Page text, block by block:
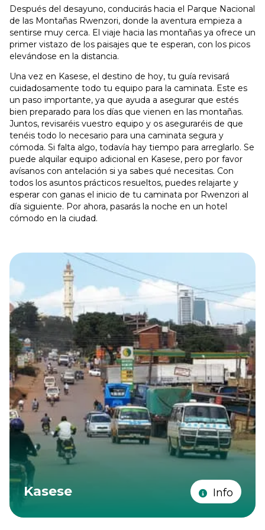
Después del desayuno, conducirás hacia el Parque Nacional
de las Montañas Rwenzori, donde la aventura empieza a
sentirse muy cerca. El viaje hacia las montañas ya ofrece un
primer vistazo de los paisajes que te esperan, con los picos
elevándose en la distancia.
Una vez en Kasese, el destino de hoy, tu guía revisará
cuidadosamente todo tu equipo para la caminata. Este es
un paso importante, ya que ayuda a asegurar que estés
bien preparado para los días que vienen en las montañas.
Juntos, revisaréis vuestro equipo y os aseguraréis de que
tenéis todo lo necesario para una caminata segura y
cómoda. Si falta algo, todavía hay tiempo para arreglarlo. Se
puede alquilar equipo adicional en Kasese, pero por favor
avísanos con antelación si ya sabes qué necesitas. Con
todos los asuntos prácticos resueltos, puedes relajarte y
esperar con ganas el inicio de tu caminata por Rwenzori al
día siguiente. Por ahora, pasarás la noche en un hotel
cómodo en la ciudad.
Kasese Info